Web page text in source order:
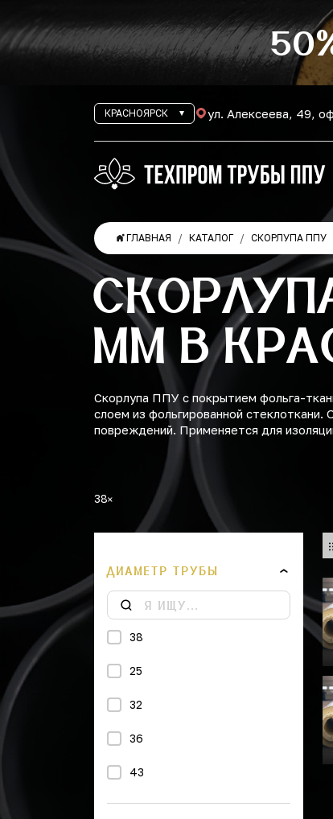
КРАСНОЯРСК ул. Алексеева, 49,
ГЛАВНАЯ КАТАЛОГ СКОРЛУПА ППУ
ММ В
Скорлупа ППУ с покрытием фольга-
слоем из фольгированной стеклоткани.
повреждений. Применяется для
38
ДИАМЕТР ТРУБЫ
38
25
32
36
43
45